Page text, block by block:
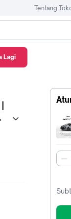
Tentang
Lagi